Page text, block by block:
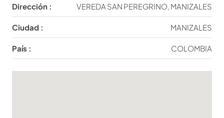
Dirección : VEREDA SAN PEREGRINO, MANIZALES
Ciudad : MANIZALES
País : COLOMBIA